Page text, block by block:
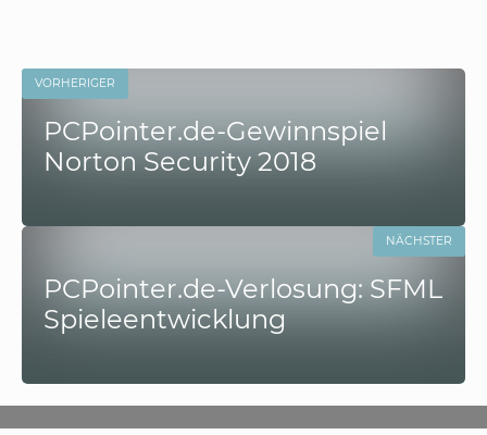
VORHERIGER
PCPointer.de-Gewinnspiel
Norton Security 2018
PCPointer.de-Verlosung: SFML
Spieleentwicklung
NÄCHSTER